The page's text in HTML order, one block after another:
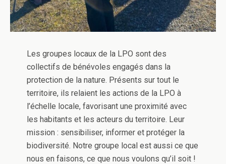
Les groupes locaux de la LPO sont des
collectifs de bénévoles engagés dans la
protection de la nature. Présents sur tout le
territoire, ils relaient les actions de la LPO à
l’échelle locale, favorisant une proximité avec
les habitants et les acteurs du territoire. Leur
mission : sensibiliser, informer et protéger la
biodiversité. Notre groupe local est aussi ce que
nous en faisons, ce que nous voulons qu’il soit !